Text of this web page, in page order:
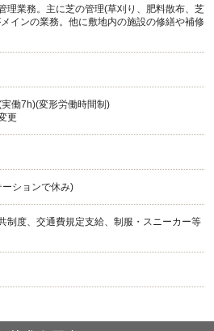
理業務。主に芝の管理(草刈り、肥料散布、芝
インの業務。他に敷地内の施設の修繕や補修
働7h)(変形労働時間制)
更
ションで休み)
制度、交通費規定支給、制服・スニーカー等